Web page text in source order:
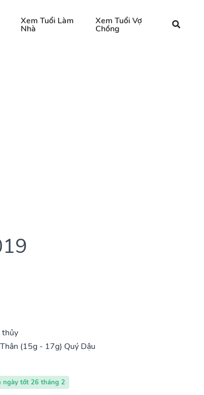
Xem Tuổi Làm
Nhà
Xem Tuổi Vợ
Chồng
thủy
(15g - 17g) Quý Dậu
ngày tốt 26 tháng 2